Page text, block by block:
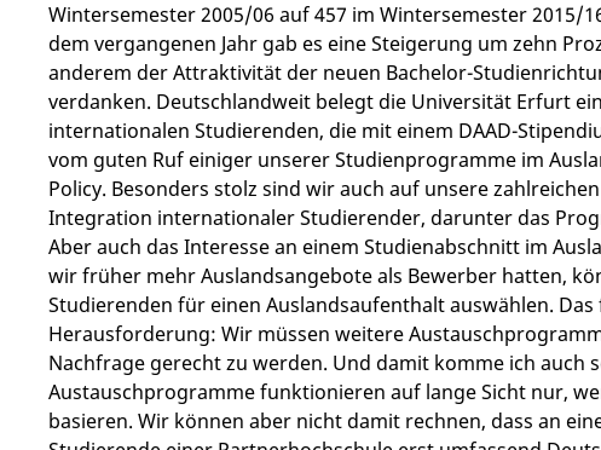
Wintersemester 2005/06 auf 457 im Wintersemester 2015/
dem vergangenen Jahr gab es eine Steigerung um zehn
anderem der Attraktivität der neuen Bachelor-
verdanken. Deutschlandweit belegt die Universität Erfurt
internationalen Studierenden, die mit einem DAAD-
vom guten Ruf einiger unserer Studienprogramme im
Policy. Besonders stolz sind wir auch auf unsere
Integration internationaler Studierender, darunter das
Aber auch das Interesse an einem Studienabschnitt im
wir früher mehr Auslandsangebote als Bewerber hatten,
Studierenden für einen Auslandsaufenthalt auswählen.
Herausforderung: Wir müssen weitere
Nachfrage gerecht zu werden. Und damit komme ich auch
Austauschprogramme funktionieren auf lange Sicht nur,
basieren. Wir können aber nicht damit rechnen, dass an